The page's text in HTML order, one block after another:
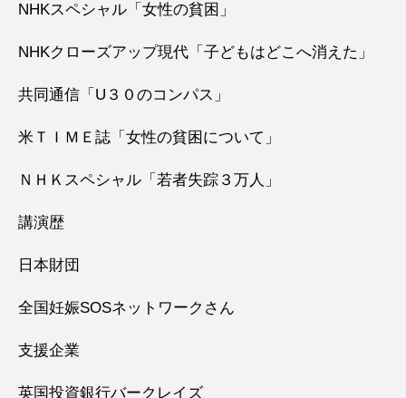
NHKスペシャル「女性の貧困」
NHKクローズアップ現代「子どもはどこへ消えた」
共同通信「U３０のコンパス」
米ＴＩＭＥ誌「女性の貧困について」
ＮＨＫスペシャル「若者失踪３万人」
講演歴
日本財団
全国妊娠SOSネットワークさん
支援企業
英国投資銀行バークレイズ